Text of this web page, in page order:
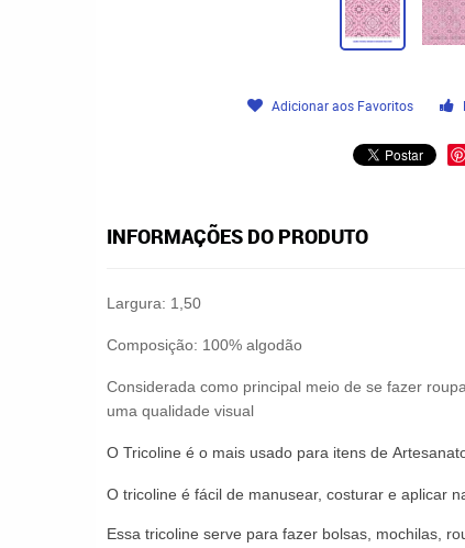
Adicionar aos Favoritos
INFORMAÇÕES DO PRODUTO
Largura: 1,50
Composição: 100% algodão
Considerada como principal meio de se fazer
uma qualidade visual
O Tricoline é o mais usado para itens de
O tricoline é fácil de manusear, costurar e aplicar
Essa tricoline serve para fazer bolsas, mochilas,